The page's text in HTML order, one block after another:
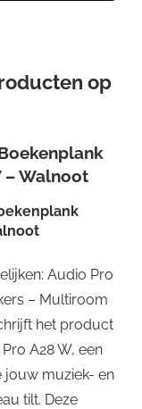
op
– Walnoot
Audio Pro
– Multiroom
het product
A28 W, een
jouw muziek- en
tilt. Deze